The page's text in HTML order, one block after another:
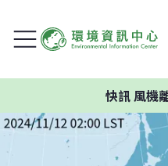
快訊風機離聚